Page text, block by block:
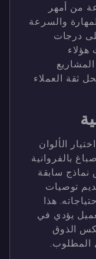
من أمهر
والسرعة
درجات
هؤلاء
ثقة العملاء
الألوان
بالفروانية
سابقة
توصيات
هذا
يؤدي في
الذوق
المطلوب.